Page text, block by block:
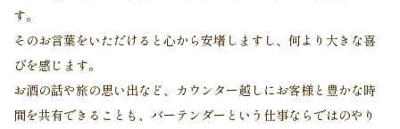
す。
そのお言葉をいただけると心から安堵しますし、何より大きな喜
びを感じます。
お酒の話や旅の思い出など、カウンター越しにお客様と豊かな時
間を共有できることも、バーテンダーという仕事ならではのやり